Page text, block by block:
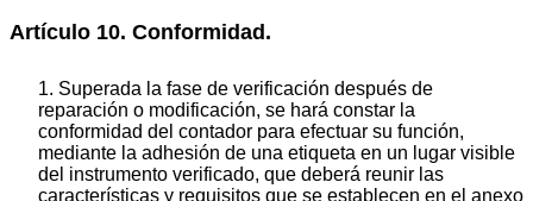
Artículo 10. Conformidad.
1. Superada la fase de verificación después de
reparación o modificación, se hará constar la
conformidad del contador para efectuar su función,
mediante la adhesión de una etiqueta en un lugar visible
del instrumento verificado, que deberá reunir las
características y requisitos que se establecen en el anexo